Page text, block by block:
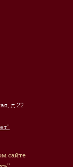
д.22
сайте